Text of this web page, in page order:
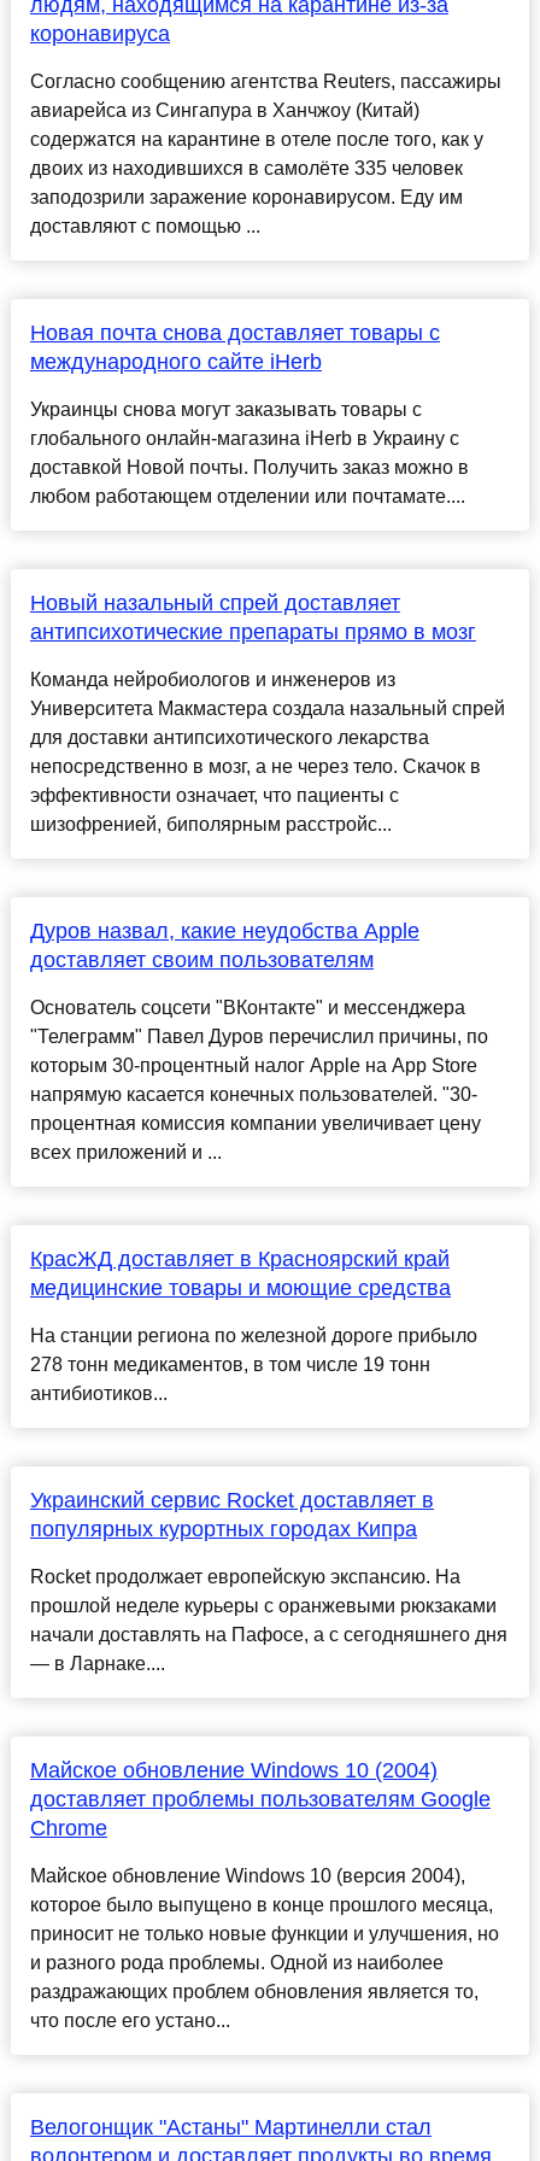
людям, находящимся на карантине из-за
коронавируса
Согласно сообщению агентства Reuters, пассажиры
авиарейса из Сингапура в Ханчжоу (Китай)
содержатся на карантине в отеле после того, как у
двоих из находившихся в самолёте 335 человек
заподозрили заражение коронавирусом. Еду им
доставляют с помощью ...
Новая почта снова доставляет товары с
международного сайте iHerb
Украинцы снова могут заказывать товары с
глобального онлайн-магазина iHerb в Украину с
доставкой Новой почты. Получить заказ можно в
любом работающем отделении или почтамате....
Новый назальный спрей доставляет
антипсихотические препараты прямо в мозг
Команда нейробиологов и инженеров из
Университета Макмастера создала назальный спрей
для доставки антипсихотического лекарства
непосредственно в мозг, а не через тело. Скачок в
эффективности означает, что пациенты с
шизофренией, биполярным расстройс...
Дуров назвал, какие неудобства Apple
доставляет своим пользователям
Основатель соцсети "ВКонтакте" и мессенджера
"Телеграмм" Павел Дуров перечислил причины, по
которым 30-процентный налог Apple на App Store
напрямую касается конечных пользователей. "30-
процентная комиссия компании увеличивает цену
всех приложений и ...
КрасЖД доставляет в Красноярский край
медицинские товары и моющие средства
На станции региона по железной дороге прибыло
278 тонн медикаментов, в том числе 19 тонн
антибиотиков...
Украинский сервис Rocket доставляет в
популярных курортных городах Кипра
Rocket продолжает европейскую экспансию. На
прошлой неделе курьеры с оранжевыми рюкзаками
начали доставлять на Пафосе, а с сегодняшнего дня
— в Ларнаке....
Майское обновление Windows 10 (2004)
доставляет проблемы пользователям Google
Chrome
Майское обновление Windows 10 (версия 2004),
которое было выпущено в конце прошлого месяца,
приносит не только новые функции и улучшения, но
и разного рода проблемы. Одной из наиболее
раздражающих проблем обновления является то,
что после его устано...
Велогонщик "Астаны" Мартинелли стал